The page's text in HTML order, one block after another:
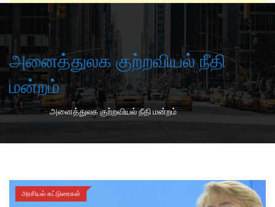
அனைத்துலக குற்றவியல் நீதி
மன்றம்
Home-அனைத்துலக குற்றவியல் நீதி மன்றம்
அரசியல் கட்டுரைகள்